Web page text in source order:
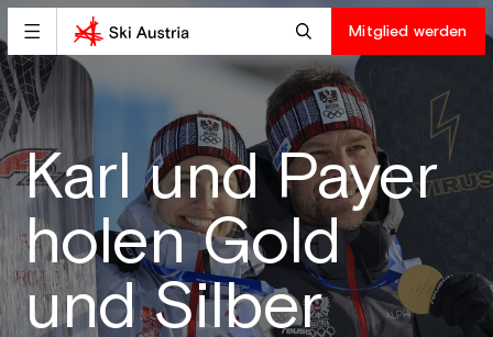
Mitglied werden
Karl und Payer
holen Gold
und Silber